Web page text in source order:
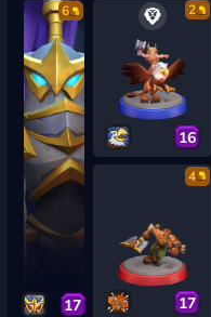
6
17
2
16
4
17